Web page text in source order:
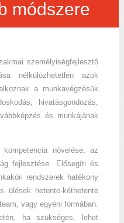
módszere
személyiségfejlesztő
nélkülözhetetlen azok
a munkavégzésük
hivatásgondozás,
és munkájának
növelése, az
fejlesztése. Elősegíti és
rendszerek hatékony
ülések hetente-kéthetente
vagy egyéni formában.
ha szükséges, lehet